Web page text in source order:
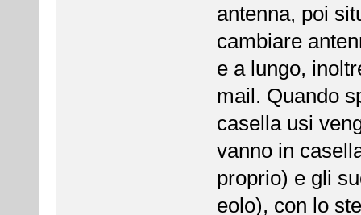
antenna, poi
cambiare
e a lungo,
mail. Quando
casella usi
vanno in
proprio) e gli
eolo), con lo